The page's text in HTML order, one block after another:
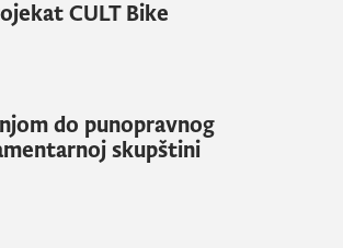
CULT Bike
do punopravnog
skupštini